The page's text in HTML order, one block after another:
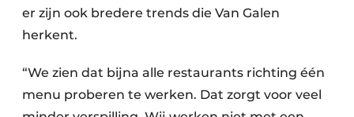
er zijn ook bredere trends die Van Galen
herkent.
“We zien dat bijna alle restaurants richting één
menu proberen te werken. Dat zorgt voor veel